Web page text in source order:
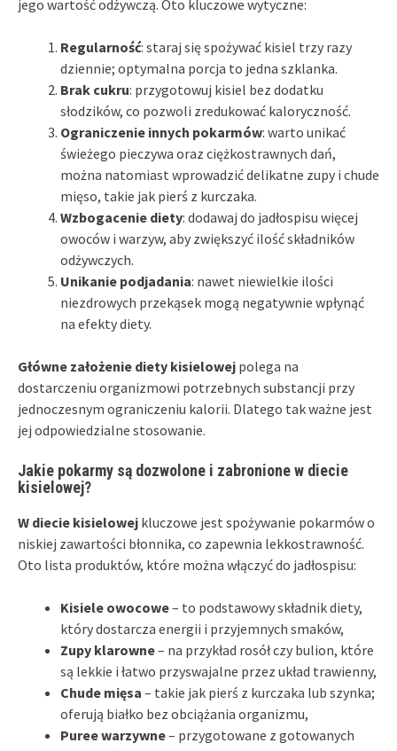
jego wartość odżywczą. Oto kluczowe wytyczne:
Regularność: staraj się spożywać kisiel trzy razy
dziennie; optymalna porcja to jedna szklanka.
Brak cukru: przygotowuj kisiel bez dodatku
słodzików, co pozwoli zredukować kaloryczność.
Ograniczenie innych pokarmów: warto unikać
świeżego pieczywa oraz ciężkostrawnych dań,
można natomiast wprowadzić delikatne zupy i chude
mięso, takie jak pierś z kurczaka.
Wzbogacenie diety: dodawaj do jadłospisu więcej
owoców i warzyw, aby zwiększyć ilość składników
odżywczych.
Unikanie podjadania: nawet niewielkie ilości
niezdrowych przekąsek mogą negatywnie wpłynąć
na efekty diety.
Główne założenie diety kisielowej polega na
dostarczeniu organizmowi potrzebnych substancji przy
jednoczesnym ograniczeniu kalorii. Dlatego tak ważne jest
jej odpowiedzialne stosowanie.
Jakie pokarmy są dozwolone i zabronione w diecie
kisielowej?
W diecie kisielowej kluczowe jest spożywanie pokarmów o
niskiej zawartości błonnika, co zapewnia lekkostrawność.
Oto lista produktów, które można włączyć do jadłospisu:
Kisiele owocowe– to podstawowy składnik diety,
który dostarcza energii i przyjemnych smaków,
Zupy klarowne– na przykład rosół czy bulion, które
są lekkie i łatwo przyswajalne przez układ trawienny,
Chude mięsa – takie jak pierś z kurczaka lub szynka;
oferują białko bez obciążania organizmu,
Puree warzywne– przygotowane z gotowanych